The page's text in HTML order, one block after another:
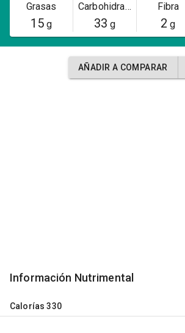
Grasas
15g
Carbohidratos
33 g
Fibra
2 g
AÑADIR A COMPARAR
Información Nutrimental
Calorías 330